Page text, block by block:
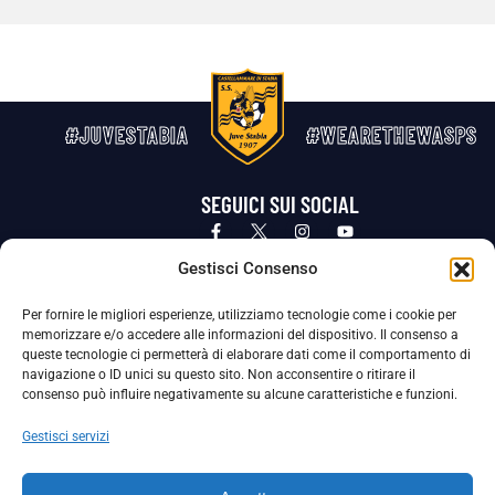
Gestisci Consenso
Per fornire le migliori esperienze, utilizziamo tecnologie come i cookie per
memorizzare e/o accedere alle informazioni del dispositivo. Il consenso a
queste tecnologie ci permetterà di elaborare dati come il comportamento di
navigazione o ID unici su questo sito. Non acconsentire o ritirare il
consenso può influire negativamente su alcune caratteristiche e funzioni.
Gestisci servizi
#JUVESTABIA #WEARETHEWASPS
SEGUICI SUI SOCIAL
Privacy Policy Cookie Policy
La Società ha nominato il Responsabile della Protezione dei Dati Personali (DPO), figura specializzata che vigila sulle modalità
adottate dalla nostra Società per tutelare i Suoi dati personali.
Per contattare il DPO può scrivere a